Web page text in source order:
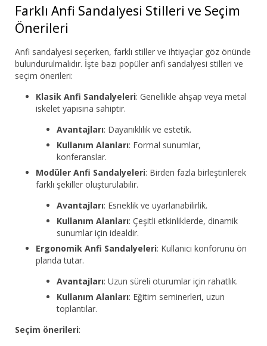
Farklı Anfi Sandalyesi Stilleri ve Seçim
Önerileri
Anfi sandalyesi seçerken, farklı stiller ve ihtiyaçlar göz önünde
bulundurulmalıdır. İşte bazı popüler anfi sandalyesi stilleri ve
seçim önerileri:
Klasik Anfi Sandalyeleri: Genellikle ahşap veya metal
iskelet yapısına sahiptir.
Avantajları: Dayanıklılık ve estetik.
Kullanım Alanları: Formal sunumlar,
konferanslar.
Modüler Anfi Sandalyeleri: Birden fazla birleştirilerek
farklı şekiller oluşturulabilir.
Avantajları: Esneklik ve uyarlanabilirlik.
Kullanım Alanları: Çeşitli etkinliklerde, dinamik
sunumlar için idealdir.
Ergonomik Anfi Sandalyeleri: Kullanıcı konforunu ön
planda tutar.
Avantajları: Uzun süreli oturumlar için rahatlık.
Kullanım Alanları: Eğitim seminerleri, uzun
toplantılar.
Seçim önerileri: